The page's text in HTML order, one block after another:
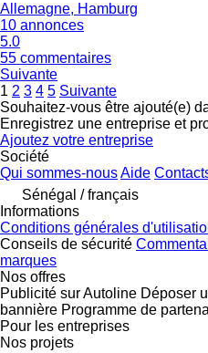
Allemagne, Hamburg
10 annonces
5.0
55 commentaires
Suivante
1 2 3 4 5 Suivante
Souhaitez-vous être ajouté(e)
Enregistrez une entreprise et
Ajoutez votre entreprise
Société
Qui sommes-nousAide
Sénégal / français
Informations
Conditions générales
Conseils de sécurité
marques
Nos offres
Publicité sur Autoline Déposer
bannière Programme de
Pour les entreprises
Nos projets